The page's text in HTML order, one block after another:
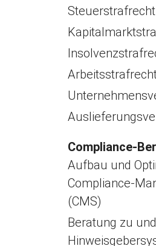
Steuerstrafrecht
Compliance-
Aufbau und
Compliance-
(CMS)
Beratung zu